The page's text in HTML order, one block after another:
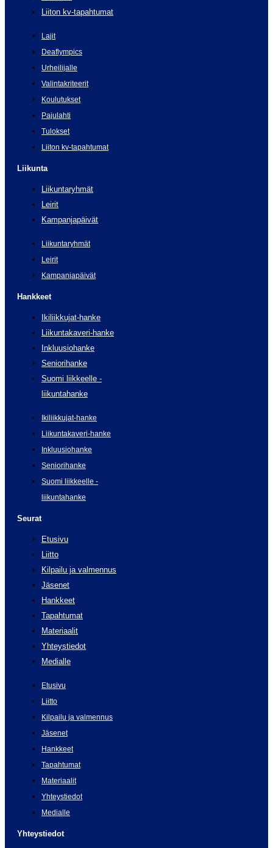
Liiton kv-tapahtumat
Lajit
Deaflympics
Urheilijalle
Valintakriteerit
Koulutukset
Pajulahti
Tulokset
Liiton kv-tapahtumat
Liikunta
Liikuntaryhmät
Leirit
Kampanjapäivät
Liikuntaryhmät
Leirit
Kampanjapäivät
Hankkeet
Ikiliikkujat-hanke
Liikuntakaveri-hanke
Inkluusiohanke
Seniorihanke
Suomi liikkeelle -
liikuntahanke
Ikiliikkujat-hanke
Liikuntakaveri-hanke
Inkluusiohanke
Seniorihanke
Suomi liikkeelle -
liikuntahanke
Seurat
Etusivu
Liitto
Kilpailu ja valmennus
Jäsenet
Hankkeet
Tapahtumat
Materiaalit
Yhteystiedot
Medialle
Etusivu
Liitto
Kilpailu ja valmennus
Jäsenet
Hankkeet
Tapahtumat
Materiaalit
Yhteystiedot
Medialle
Yhteystiedot